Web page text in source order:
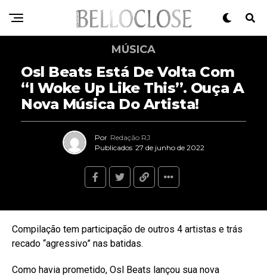
MÚSICA
Osl Beats Está De Volta Com
“I Woke Up Like This”. Ouça A
Nova Música Do Artista!
Por Redação RJ
Publicados 27 de junho de 2022
Compilação tem participação de outros 4 artistas e trás
recado “agressivo” nas batidas.
Como havia prometido, Osl Beats lançou sua nova